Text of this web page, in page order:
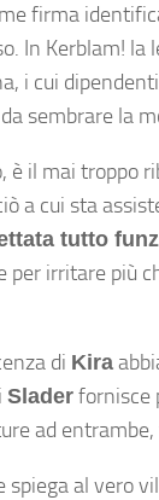
firma
In Kerblam!
i cui
sembrare la
è il mai troppo
cui sta
tutto
per irritare più
di Kira
Slader fornisce
ad
al vero